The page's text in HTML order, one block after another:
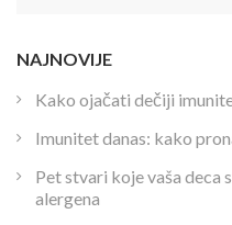
NAJNOVIJE
Kako ojačati dečiji
Imunitet danas: kako
Pet stvari koje vaša deca
alergena